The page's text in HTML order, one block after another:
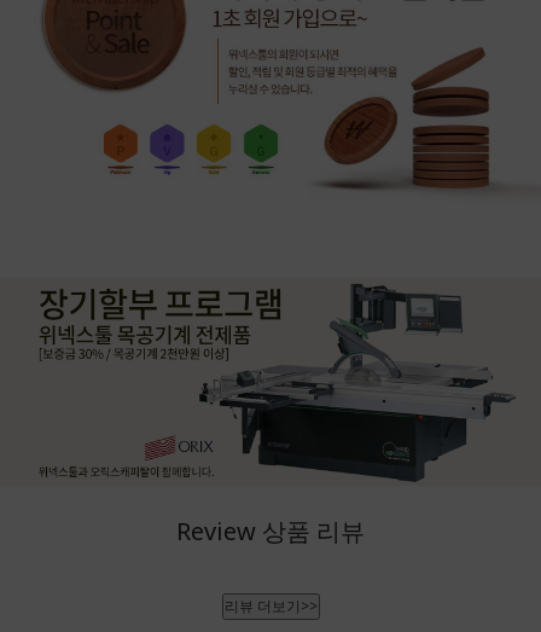
Review 상품 리뷰
리뷰 더보기>>